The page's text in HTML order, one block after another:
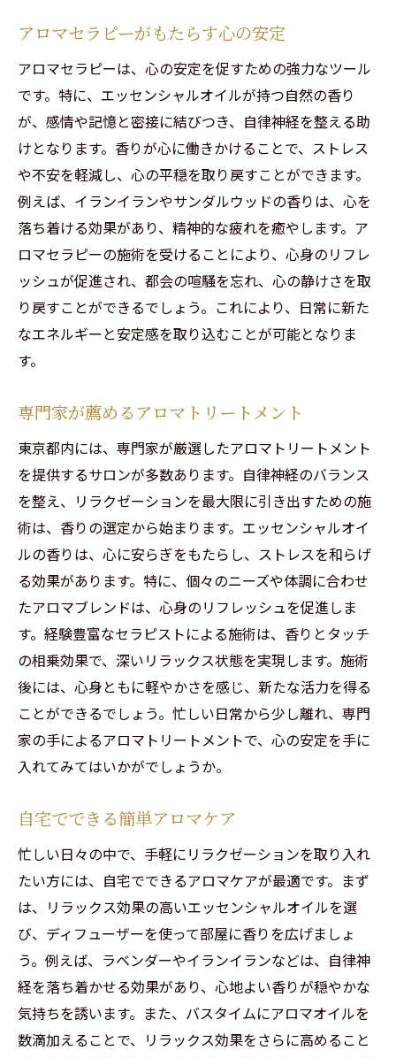
アロマセラピーがもたらす心の安定
アロマセラピーは、心の安定を促すための強力なツール
です。特に、エッセンシャルオイルが持つ自然の香り
が、感情や記憶と密接に結びつき、自律神経を整える助
けとなります。香りが心に働きかけることで、ストレス
や不安を軽減し、心の平穏を取り戻すことができます。
例えば、イランイランやサンダルウッドの香りは、心を
落ち着ける効果があり、精神的な疲れを癒やします。ア
ロマセラピーの施術を受けることにより、心身のリフレ
ッシュが促進され、都会の喧騒を忘れ、心の静けさを取
り戻すことができるでしょう。これにより、日常に新た
なエネルギーと安定感を取り込むことが可能となりま
す。
専門家が薦めるアロマトリートメント
東京都内には、専門家が厳選したアロマトリートメント
を提供するサロンが多数あります。自律神経のバランス
を整え、リラクゼーションを最大限に引き出すための施
術は、香りの選定から始まります。エッセンシャルオイ
ルの香りは、心に安らぎをもたらし、ストレスを和らげ
る効果があります。特に、個々のニーズや体調に合わせ
たアロマブレンドは、心身のリフレッシュを促進しま
す。経験豊富なセラピストによる施術は、香りとタッチ
の相乗効果で、深いリラックス状態を実現します。施術
後には、心身ともに軽やかさを感じ、新たな活力を得る
ことができるでしょう。忙しい日常から少し離れ、専門
家の手によるアロマトリートメントで、心の安定を手に
入れてみてはいかがでしょうか。
自宅でできる簡単アロマケア
忙しい日々の中で、手軽にリラクゼーションを取り入れ
たい方には、自宅でできるアロマケアが最適です。まず
は、リラックス効果の高いエッセンシャルオイルを選
び、ディフューザーを使って部屋に香りを広げましょ
う。例えば、ラベンダーやイランイランなどは、自律神
経を落ち着かせる効果があり、心地よい香りが穏やかな
気持ちを誘います。また、バスタイムにアロマオイルを
数滴加えることで、リラックス効果をさらに高めること